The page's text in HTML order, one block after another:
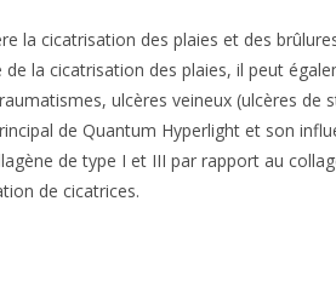
la cicatrisation des plaies et des
de la cicatrisation des plaies, il peut
ulcères veineux (ulcères de
de Quantum Hyperlight et son
de type I et III par rapport au
de cicatrices.